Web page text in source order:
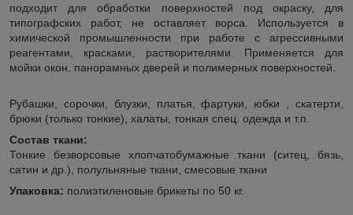
подходит для обработки поверхностей под окраску, для
типографских работ, не оставляет ворса. Используется в
химической промышленности при работе с агрессивными
реагентами, красками, растворителями. Применяется для
мойки окон, панорамных дверей и полимерных поверхностей.
Рубашки, сорочки, блузки, платья, фартуки, юбки , скатерти,
брюки (только тонкие), халаты, тонкая спец. одежда и т.п.
Состав ткани:
Тонкие безворсовые хлопчатобумажные ткани (ситец, бязь,
сатин и др.), полульняные ткани, смесовые ткани
Упаковка: полиэтиленовые брикеты по 50 кг.